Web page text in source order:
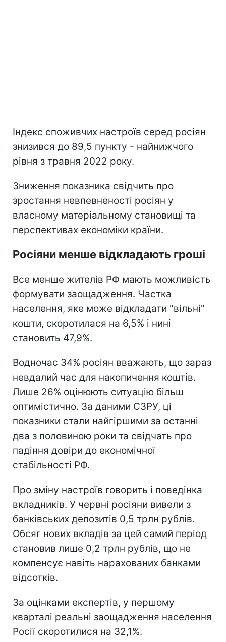
Індекс споживчих настроїв серед росіян
знизився до 89,5 пункту - найнижчого
рівня з травня 2022 року.
Зниження показника свідчить про
зростання невпевненості росіян у
власному матеріальному становищі та
перспективах економіки країни.
Росіяни менше відкладають гроші
Все менше жителів РФ мають можливість
формувати заощадження. Частка
населення, яке може відкладати "вільні"
кошти, скоротилася на 6,5% і нині
становить 47,9%.
Водночас 34% росіян вважають, що зараз
невдалий час для накопичення коштів.
Лише 26% оцінюють ситуацію більш
оптимістично. За даними СЗРУ, ці
показники стали найгіршими за останні
два з половиною роки та свідчать про
падіння довіри до економічної
стабільності РФ.
Про зміну настроїв говорить і поведінка
вкладників. У червні росіяни вивели з
банківських депозитів 0,5 трлн рублів.
Обсяг нових вкладів за цей самий період
становив лише 0,2 трлн рублів, що не
компенсує навіть нарахованих банками
відсотків.
За оцінками експертів, у першому
кварталі реальні заощадження населення
Росії скоротилися на 32,1%.